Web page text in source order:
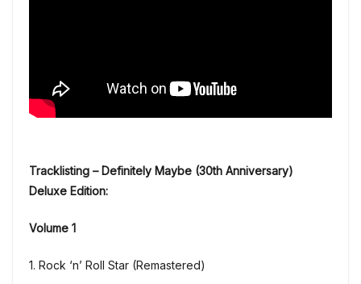
Tracklisting – Definitely Maybe (30th Anniversary)
Deluxe Edition:
Volume 1
1. Rock ‘n’ Roll Star (Remastered)